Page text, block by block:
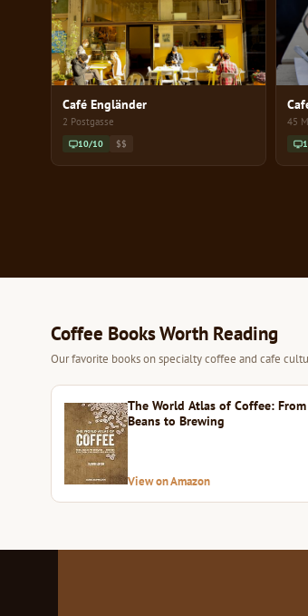
Café Engländer
2 Postgasse
10/10 $$
45
Coffee Books Worth Reading
Our favorite books on specialty coffee and cafe
The World Atlas of Coffee: From
Beans to Brewing
View on Amazon